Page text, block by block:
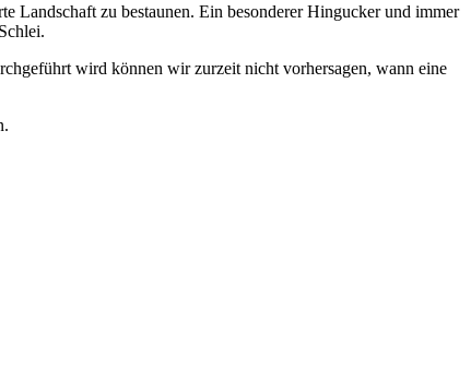
Landschaft zu bestaunen. Ein besonderer Hingucker und immer
wird können wir zurzeit nicht vorhersagen, wann eine